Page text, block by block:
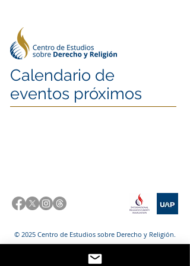
Calendario de
eventos próximos
© 2025 Centro de Estudios sobre Derecho y Religión.